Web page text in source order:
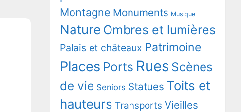
Montagne Monuments Musique
Nature Ombres et lumières
Palais et châteaux Patrimoine
Places Ports Rues Scènes
de vie Seniors Statues Toits et
hauteurs Transports Vieilles